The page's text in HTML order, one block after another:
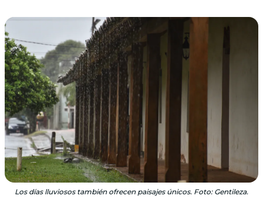
Los días lluviosos también ofrecen paisajes únicos. Foto: Gentileza.